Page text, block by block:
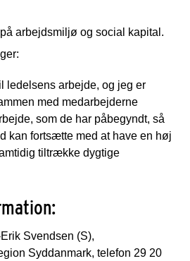
arbejdsmiljø og social kapital.
ledelsens arbejde, og jeg er
med medarbejderne
som de har påbegyndt, så
kan fortsætte med at have en høj
tiltrække dygtige
Svendsen (S),
Syddanmark, telefon 29 20